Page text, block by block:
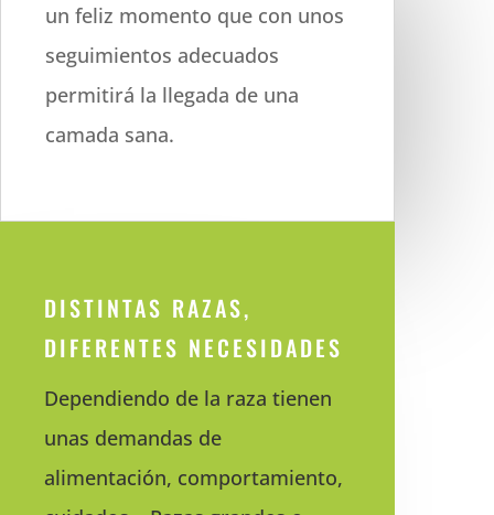
un feliz momento que con unos
seguimientos adecuados
permitirá la llegada de una
camada sana.
DISTINTAS RAZAS,
DIFERENTES NECESIDADES
Dependiendo de la raza tienen
unas demandas de
alimentación, comportamiento,